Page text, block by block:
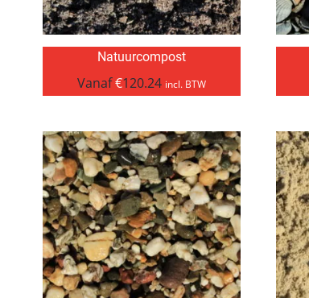
Natuurcompost
Vanaf€120.24 incl. BTW